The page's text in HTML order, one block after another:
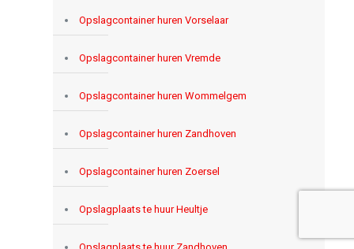
Opslagcontainer huren Vorselaar
Opslagcontainer huren Vremde
Opslagcontainer huren Wommelgem
Opslagcontainer huren Zandhoven
Opslagcontainer huren Zoersel
Opslagplaats te huur Heultje